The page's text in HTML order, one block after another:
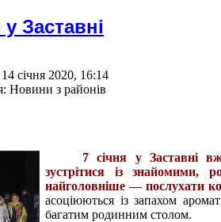
Заставні
січня 2020, 16:14
Новини з районів
7 січня у Заставні
зустрітися із знайомими,
найголовніше — послухати
асоціюються із запахом
багатим родинним столом.